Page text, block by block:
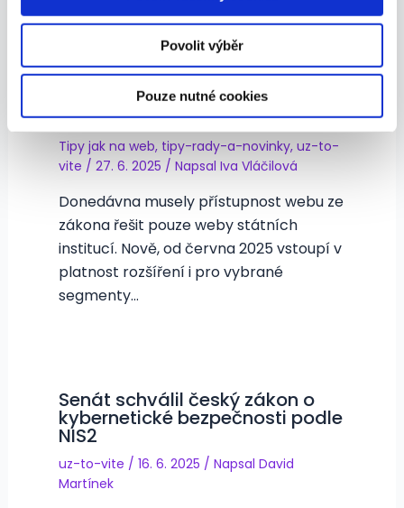
získali v důsledku toho, že používáte jejich služby.
Povolit výběr
Pouze nutné cookies
Související příspěvky
Přístupnost webu: Velká změna
pro byznys, která už je tady
Tipy jak na web, tipy-rady-a-novinky, uz-to-
vite / 27. 6. 2025 / Napsal Iva Vláčilová
Donedávna musely přístupnost webu ze
zákona řešit pouze weby státních
institucí. Nově, od června 2025 vstoupí v
platnost rozšíření i pro vybrané
segmenty…
Senát schválil český zákon o
kybernetické bezpečnosti podle
NIS2
uz-to-vite / 16. 6. 2025 / Napsal David
Martínek